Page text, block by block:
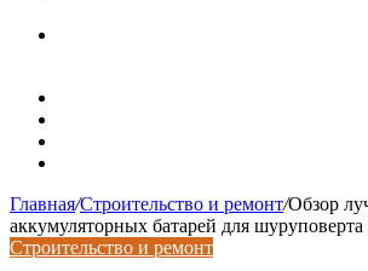
Главная/Строительство и ремонт/Обзор
аккумуляторных батарей для шуруповерта
Строительство и ремонт